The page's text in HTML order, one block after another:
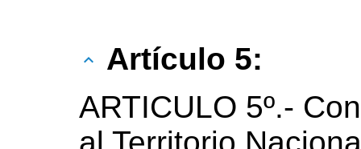
Artículo 5:
ARTICULO 5º.-
al Territorio